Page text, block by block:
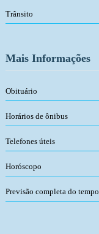
Trânsito
Mais Informações
Obituário
Horários de ônibus
Telefones úteis
Horóscopo
Previsão completa do tempo